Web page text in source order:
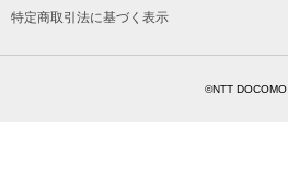
特定商取引法に基づく表示
©NTT DOCOMO